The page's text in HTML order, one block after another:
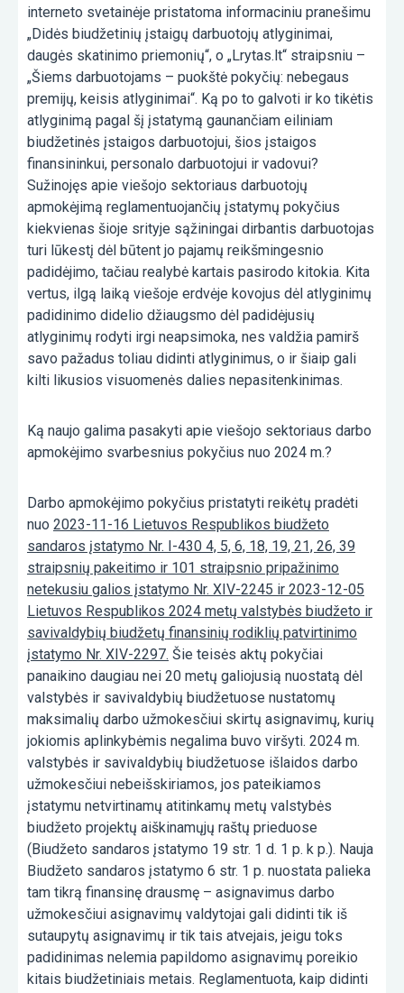
interneto svetainėje pristatoma informaciniu pranešimu
„Didės biudžetinių įstaigų darbuotojų atlyginimai,
daugės skatinimo priemonių“, o „Lrytas.lt“ straipsniu –
„Šiems darbuotojams – puokštė pokyčių: nebegaus
premijų, keisis atlyginimai“. Ką po to galvoti ir ko tikėtis
atlyginimą pagal šį įstatymą gaunančiam eiliniam
biudžetinės įstaigos darbuotojui, šios įstaigos
finansininkui, personalo darbuotojui ir vadovui?
Sužinojęs apie viešojo sektoriaus darbuotojų
apmokėjimą reglamentuojančių įstatymų pokyčius
kiekvienas šioje srityje sąžiningai dirbantis darbuotojas
turi lūkestį dėl būtent jo pajamų reikšmingesnio
padidėjimo, tačiau realybė kartais pasirodo kitokia. Kita
vertus, ilgą laiką viešoje erdvėje kovojus dėl atlyginimų
padidinimo didelio džiaugsmo dėl padidėjusių
atlyginimų rodyti irgi neapsimoka, nes valdžia pamirš
savo pažadus toliau didinti atlyginimus, o ir šiaip gali
kilti likusios visuomenės dalies nepasitenkinimas.
Ką naujo galima pasakyti apie viešojo sektoriaus darbo
apmokėjimo svarbesnius pokyčius nuo 2024 m.?
Darbo apmokėjimo pokyčius pristatyti reikėtų pradėti
nuo 2023-11-16 Lietuvos Respublikos biudžeto
sandaros įstatymo Nr. I-430 4, 5, 6, 18, 19, 21, 26, 39
straipsnių pakeitimo ir 101 straipsnio pripažinimo
netekusiu galios įstatymo Nr. XIV-2245 ir 2023-12-05
Lietuvos Respublikos 2024 metų valstybės biudžeto ir
savivaldybių biudžetų finansinių rodiklių patvirtinimo
įstatymo Nr. XIV-2297. Šie teisės aktų pokyčiai
panaikino daugiau nei 20 metų galiojusią nuostatą dėl
valstybės ir savivaldybių biudžetuose nustatomų
maksimalių darbo užmokesčiui skirtų asignavimų, kurių
jokiomis aplinkybėmis negalima buvo viršyti. 2024 m.
valstybės ir savivaldybių biudžetuose išlaidos darbo
užmokesčiui nebeišskiriamos, jos pateikiamos
įstatymu netvirtinamų atitinkamų metų valstybės
biudžeto projektų aiškinamųjų raštų prieduose
(Biudžeto sandaros įstatymo 19 str. 1 d. 1 p. k p.). Nauja
Biudžeto sandaros įstatymo 6 str. 1 p. nuostata palieka
tam tikrą finansinę drausmę – asignavimus darbo
užmokesčiui asignavimų valdytojai gali didinti tik iš
sutaupytų asignavimų ir tik tais atvejais, jeigu toks
padidinimas nelemia papildomo asignavimų poreikio
kitais biudžetiniais metais. Reglamentuota, kaip didinti